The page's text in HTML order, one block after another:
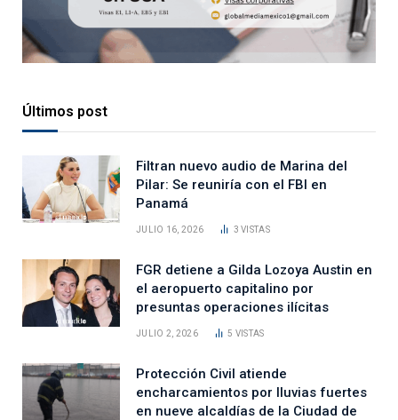
Últimos post
Filtran nuevo audio de Marina del
Pilar: Se reuniría con el FBI en
Panamá
JULIO 16, 2026 3VISTAS
FGR detiene a Gilda Lozoya Austin en
el aeropuerto capitalino por
presuntas operaciones ilícitas
JULIO 2, 2026 5 VISTAS
Protección Civil atiende
encharcamientos por lluvias fuertes
en nueve alcaldías de la Ciudad de